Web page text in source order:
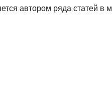
автором ряда статей в